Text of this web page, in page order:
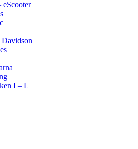
eScooter
I – L